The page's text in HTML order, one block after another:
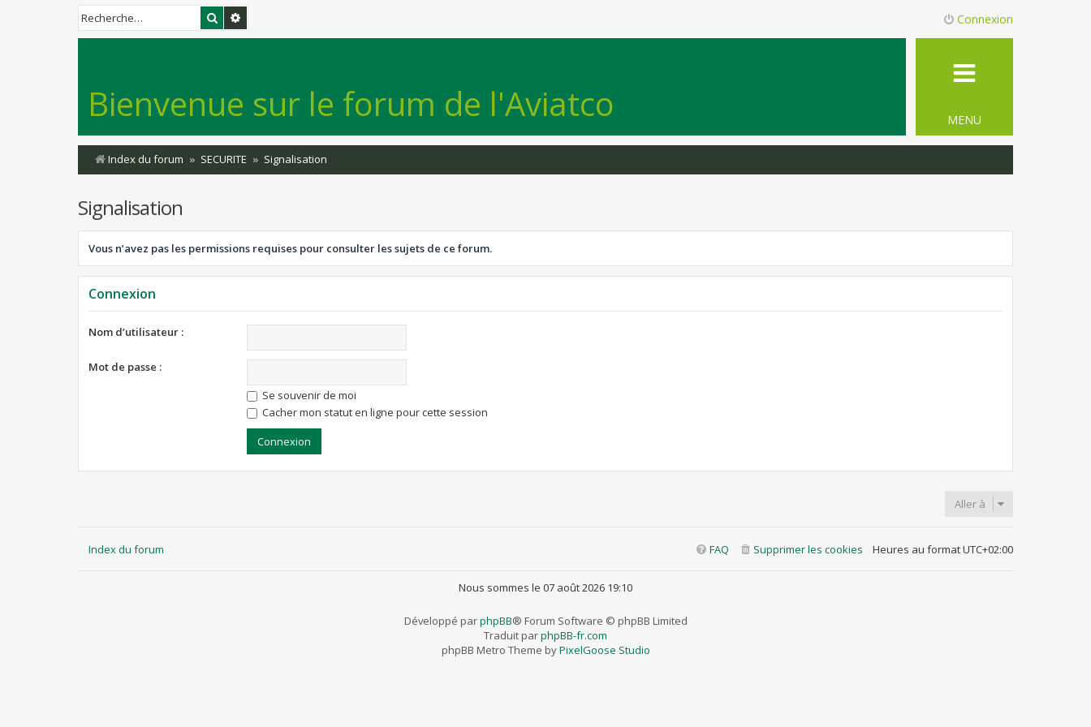
Rechercher Connexion
Bienvenue sur le forum de l'Aviatco MENU
Index du forum SECURITE Signalisation
Signalisation
Vous n’avez pas les permissions requises pour consulter les sujets de ce forum.
Connexion
Nom d’utilisateur :
Mot de passe :
Se souvenir de moi
Cacher mon statut en ligne pour cette session
Aller à
Index du forum Heures au formatUTC+02:00
Supprimer les cookies
FAQ
Nous sommes le 07 août 2026 19:10
Développé parphpBB® Forum Software © phpBB Limited
Traduit parphpBB-fr.com
phpBB Metro Theme byPixelGoose Studio